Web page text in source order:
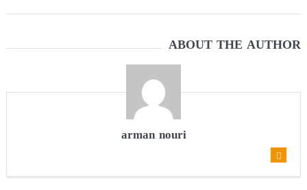
ABOUT THE AUTHOR
arman nouri